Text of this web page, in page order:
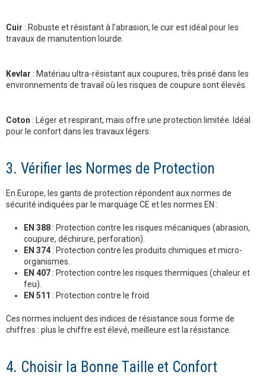
Cuir : Robuste et résistant à l’abrasion, le cuir est idéal pour les
travaux de manutention lourde.
Kevlar : Matériau ultra-résistant aux coupures, très prisé dans les
environnements de travail où les risques de coupure sont élevés.
Coton : Léger et respirant, mais offre une protection limitée. Idéal
pour le confort dans les travaux légers.
3. Vérifier les Normes de Protection
En Europe, les gants de protection répondent aux normes de
sécurité indiquées par le marquage CE et les normes EN :
EN 388 : Protection contre les risques mécaniques (abrasion,
coupure, déchirure, perforation).
EN 374 : Protection contre les produits chimiques et micro-
organismes.
EN 407 : Protection contre les risques thermiques (chaleur et
feu).
EN 511 : Protection contre le froid.
Ces normes incluent des indices de résistance sous forme de
chiffres : plus le chiffre est élevé, meilleure est la résistance.
4. Choisir la Bonne Taille et Confort